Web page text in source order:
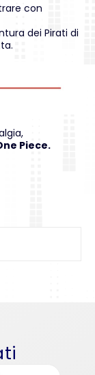
con
dei Pirati di
Piece.